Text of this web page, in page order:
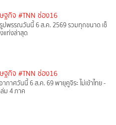
ฐกิจ #TNN ช่อง16
ปพรรณวันนี้ 6 ส.ค. 2569 รวมทุกขนาด เช็
แท่งล่าสุด
ฐกิจ #TNN ช่อง16
กาศวันนี้ 6 ส.ค. 69 พายุคูจิระ ไม่เข้าไทย -
ม 4 ภาค